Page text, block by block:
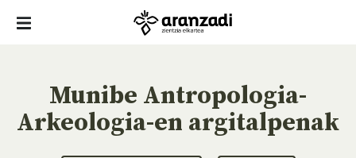
Munibe Antropologia-
Arkeologia-en argitalpenak